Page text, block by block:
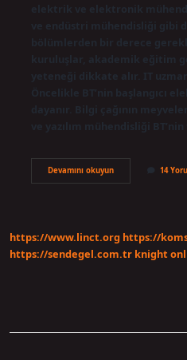
elektrik ve elektronik
ve endüstri mühendisliği gibi
bölümlerden bir derece
kuruluşlar, akademik eğitim
yeteneği dikkate alır. IT
Öncelikle BT’nin başlangıcı
dayanır. Bilgi çağının
ve yazılım mühendisliği
Devamını okuyunBilgi
Teknolojileri
14
https://www.linct.org https://
https://sendegel.com.tr knight